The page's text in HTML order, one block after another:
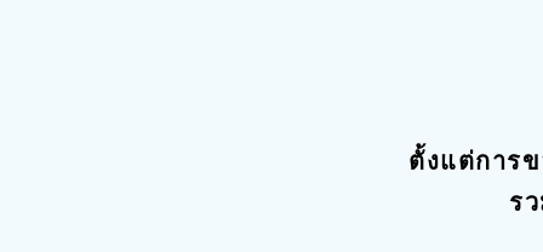
ตั้งแต่การ
ร